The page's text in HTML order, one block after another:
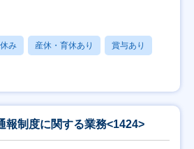
み 産休・育休あり 賞与あり
報制度に関する業務<1424>